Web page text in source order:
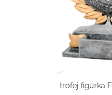
trofej figúrka